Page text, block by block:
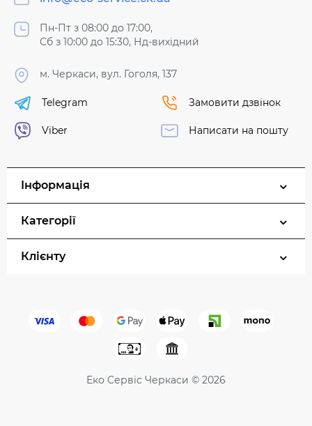
Пн-Пт з 08:00 до 17:00,
Сб з 10:00 до 15:30, Нд-вихідний
м. Черкаси, вул. Гоголя, 137
Telegram
Viber
Замовити дзвінок
Написати на пошту
Інформація
Категорії
Клієнту
Еко Сервіс Черкаси © 2026